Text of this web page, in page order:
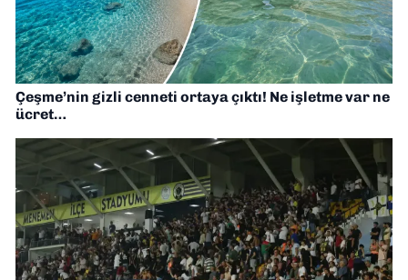
Çeşme’nin gizli cenneti ortaya çıktı! Ne işletme var ne
ücret…